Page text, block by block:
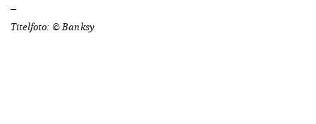
–
Titelfoto: © Banksy